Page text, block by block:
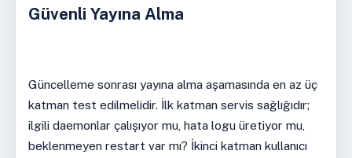
Güvenli Yayına Alma
Güncelleme sonrası yayına alma aşamasında en az üç
katman test edilmelidir. İlk katman servis sağlığıdır;
ilgili daemonlar çalışıyor mu, hata logu üretiyor mu,
beklenmeyen restart var mı? İkinci katman kullanıcı